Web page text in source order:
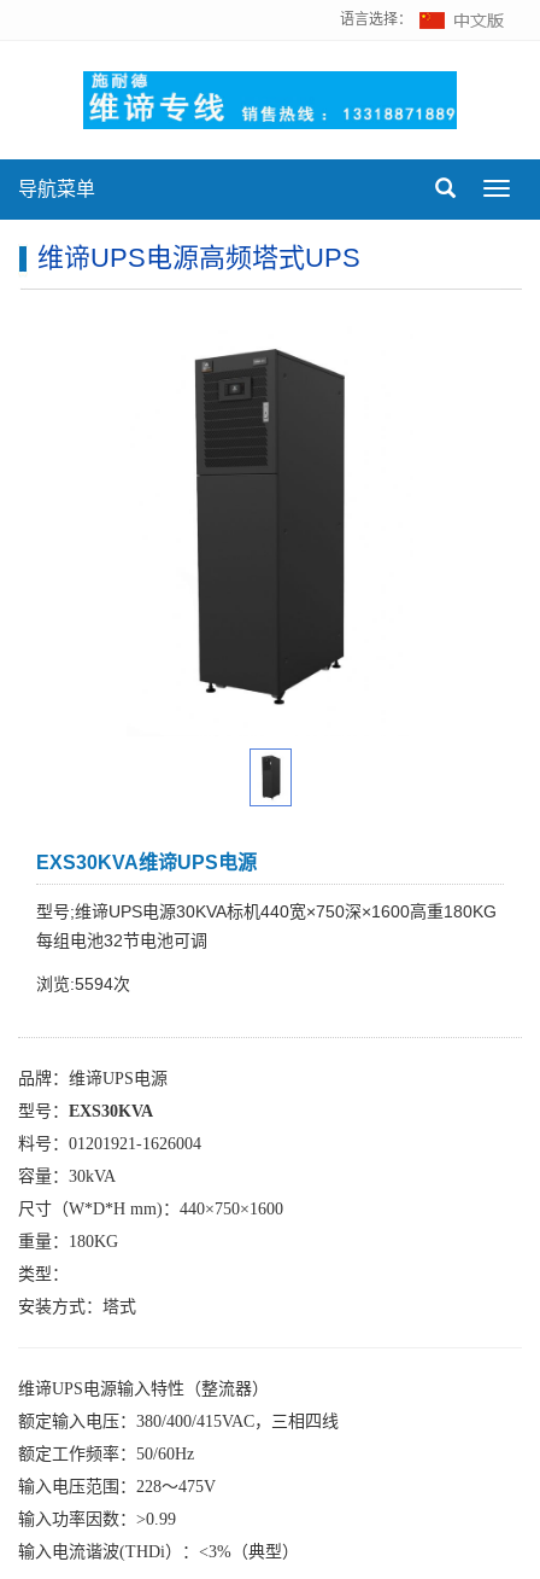
语言选择：
导航菜单
维谛UPS电源高频塔式UPS
EXS30KVA维谛UPS电源
型号;维谛UPS电源30KVA标机440宽×750深×1600高重180KG
每组电池32节电池可调
浏览:5594次
品牌： 维谛UPS电源
型号： EXS30KVA
料号：01201921-1626004
容量：30kVA
尺寸 （W*D*H mm) ：440×750×1600
重量： 180KG
类型：
安装方式：塔式
维谛UPS电源输入特性（整流器）
额定输入电压： 380/400/415VAC，三相四线
额定工作频率： 50/60Hz
输入电压范围： 228～475V
输入功率因数： >0.99
输入电流谐波(THDi）： <3%（典型）